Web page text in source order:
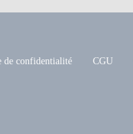
de confidentialité CGU